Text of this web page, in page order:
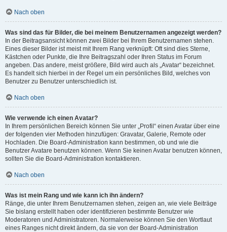
Nach oben
Was sind das für Bilder, die bei meinem Benutzernamen angezeigt werden?
In der Beitragsansicht können zwei Bilder bei Ihrem Benutzernamen stehen.
Eines dieser Bilder ist meist mit Ihrem Rang verknüpft: Oft sind dies Sterne,
Kästchen oder Punkte, die Ihre Beitragszahl oder Ihren Status im Forum
angeben. Das andere, meist größere, Bild wird auch als „Avatar“ bezeichnet.
Es handelt sich hierbei in der Regel um ein persönliches Bild, welches von
Benutzer zu Benutzer unterschiedlich ist.
Nach oben
Wie verwende ich einen Avatar?
In Ihrem persönlichen Bereich können Sie unter „Profil“ einen Avatar über eine
der folgenden vier Methoden hinzufügen: Gravatar, Galerie, Remote oder
Hochladen. Die Board-Administration kann bestimmen, ob und wie die
Benutzer Avatare benutzen können. Wenn Sie keinen Avatar benutzen können,
sollten Sie die Board-Administration kontaktieren.
Nach oben
Was ist mein Rang und wie kann ich ihn ändern?
Ränge, die unter Ihrem Benutzernamen stehen, zeigen an, wie viele Beiträge
Sie bislang erstellt haben oder identifizieren bestimmte Benutzer wie
Moderatoren und Administratoren. Normalerweise können Sie den Wortlaut
eines Ranges nicht direkt ändern, da sie von der Board-Administration